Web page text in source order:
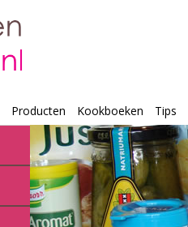
Producten Kookboeken Tips